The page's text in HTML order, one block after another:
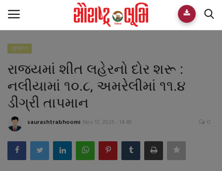
Home
E-paper
Videos
Who We Are
Live TV
ગુજરાત
રાજયમાં શીત લહેરનો દોર શરૂ :
નલીયામાં ૧૦.૮, અમરેલીમાં ૧૧.૪
ડીગ્રી તાપમાન
saurashtrabhoomi Nov 17, 2025 - 14:49 0